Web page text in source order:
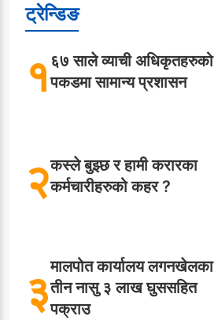
ट्रेन्डिङ
१६७ साले व्याची अधिकृतहरुको
पकडमा सामान्य प्रशासन
२कस्ले बुझ्छ र हामी करारका
कर्मचारीहरुको कहर ?
३मालपोत कार्यालय लगनखेलका
तीन नासु ३ लाख घुससहित
पक्राउ